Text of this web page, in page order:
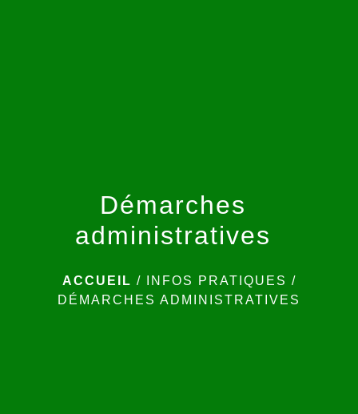
Démarches
administratives
ACCUEIL / INFOS PRATIQUES /
DÉMARCHES ADMINISTRATIVES